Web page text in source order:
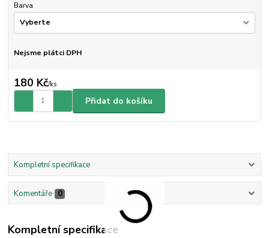
Barva
Nejsme plátci DPH
180 Kč/ks
Přidat do košíku
Kompletní specifikace
Komentáře 0
Kompletní specifikace